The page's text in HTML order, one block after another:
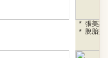
張美惠
脫胎換